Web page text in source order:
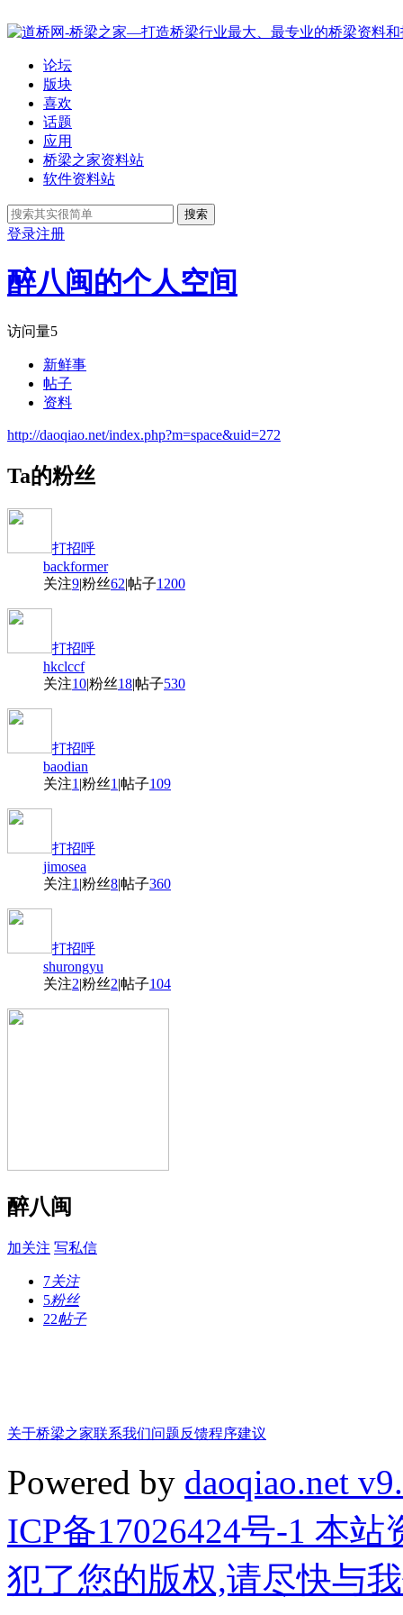
论坛
版块
喜欢
话题
应用
桥梁之家资料站
软件资料站
搜索
登录注册
醉八闽的个人空间
访问量5
新鲜事
帖子
资料
http://daoqiao.net/index.php?m=space&uid=272
Ta的粉丝
打招呼
backformer
关注9|粉丝62|帖子1200
打招呼
hkclccf
关注10|粉丝18|帖子530
打招呼
baodian
关注1 |粉丝1 |帖子109
打招呼
jimosea
关注1 |粉丝8|帖子360
打招呼
shurongyu
关注2|粉丝2|帖子104
醉八闽
加关注 写私信
7关注
5粉丝
22帖子
关于桥梁之家联系我们问题反馈程序建议
Powered by daoqiao.net
ICP备17026424号-1 本
犯了您的版权,请尽快与